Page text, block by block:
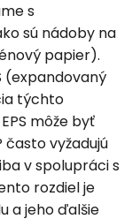
s
sú nádoby na
papier).
(expandovaný
týchto
môže byť
často vyžadujú
v spolupráci s
rozdiel je
a jeho ďalšie